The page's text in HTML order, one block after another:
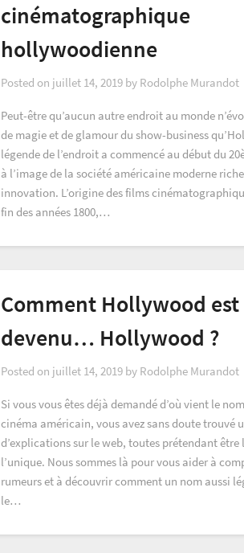
cinématographique
hollywoodienne
Posted on juillet 14, 2019by Rodolphe Murandot
Peut-être qu’aucun autre endroit au monde
de magie et de glamour du show-business
légende de l’endroit a commencé au début du
à l’image de la société américaine moderne
innovation. L’origine des films
fin des années 1800,…
Comment Hollywood est
devenu… Hollywood ?
Posted on juillet 14, 2019by Rodolphe Murandot
Si vous vous êtes déjà demandé d’où vient le
cinéma américain, vous avez sans doute trouvé
d’explications sur le web, toutes prétendant être
l’unique. Nous sommes là pour vous aider à
rumeurs et à découvrir comment un nom aussi
le…